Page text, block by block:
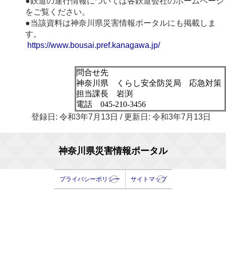
をご覧ください。
●当該資料は神奈川県災害情報ポータルにも掲載しま
す。
https://www.bousai.pref.kanagawa.jp/
問合せ先
神奈川県 くらし安全防災局 応急対策
担当課長 岩渕
電話 045-210-3456
登録日: 令和3年7月13日 / 更新日: 令和3年7月13日
神奈川県災害情報ポータル
プライバシーポリシー サイトマップ